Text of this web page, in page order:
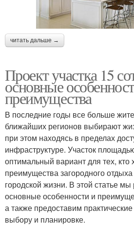
читать дальше →
Проект участка 15
основные
преимущества
В последние годы все больше
ближайших регионов выбирают
при этом находясь в пределах
инфраструктуре. Участок
оптимальный вариант для тех, кто
преимущества загородного
городской жизни. В этой статье
основные особенности и
а также предоставим
выбору и планировке.